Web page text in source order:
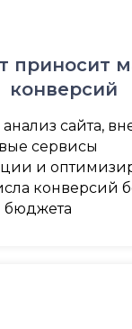
приносит
конверсий
сайта,
сервисы
и
конверсий
бюджета